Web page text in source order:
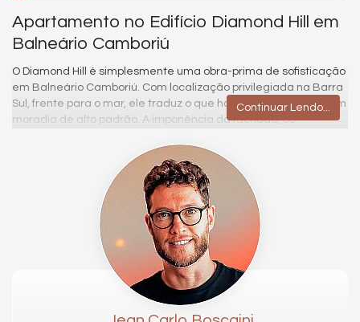
Apartamento no Edifício Diamond Hill em
Balneário Camboriú
O Diamond Hill é simplesmente uma obra-prima de sofisticação
em Balneário Camboriú. Com localização privilegiada na Barra
Sul, frente para o mar, ele traduz o que há de mais exclusivo em
moradia de alto padrão. A imponência da fachada, os
dele não apenas um imóvel, mas um verdadeiro símbolo de
Cada detalhe do projeto foi pensado para proporcionar
conforto, privacidade e luxo: desde os apartamentos amplos
com 3 ou 4 suítes até a área de lazer completa digna de um
resort cinco estrelas. Viver no Diamond Hill é viver com requinte,
em um ambiente seguro, moderno e valorizado, onde cada
nascer do sol à beira-mar vira parte da sua rotina.
É o lugar ideal para quem busca mais do que um imóvel —
busca um estilo de vida elevado.
Continuar Lendo...